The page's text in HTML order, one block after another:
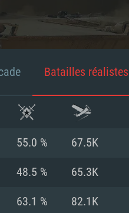
Batailles réalistes
55.0 % 67.5K
48.5 % 65.3K
63.1 % 82.1K